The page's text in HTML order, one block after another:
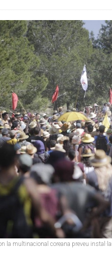
la multinacional coreana preveu